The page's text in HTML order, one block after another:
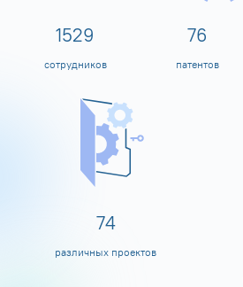
1600
сотрудников
80
патентов
80
различных проектов